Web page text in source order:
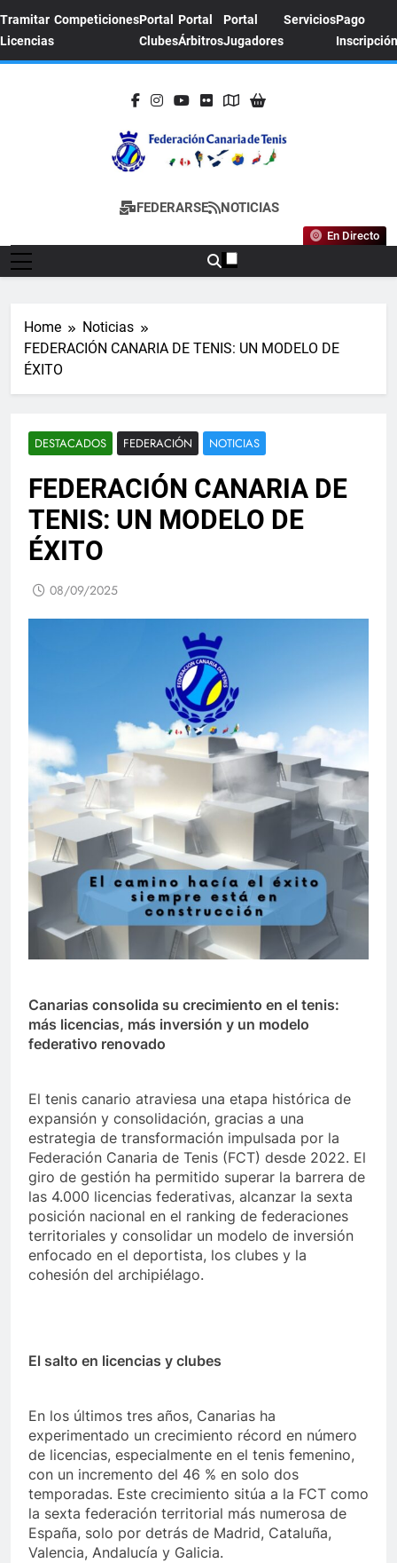
Tramitar
Licencias
CompeticionesPortal
Clubes
Portal
Árbitros
Portal
Jugadores
ServiciosPago
Inscripción
FEDERACION
CANARIA DE
TENIS
Sitio Oficial De La Federación Canaria De
FEDERARSE NOTICIAS
En Directo
Home
Noticias
FEDERACIÓN CANARIA DE TENIS: UN MODELO DE
ÉXITO
DESTACADOS FEDERACIÓN NOTICIAS
FEDERACIÓN CANARIA DE
TENIS: UN MODELO DE
ÉXITO
08/09/2025
Canarias consolida su crecimiento en el tenis:
más licencias, más inversión y un modelo
federativo renovado
El tenis canario atraviesa una etapa histórica de
expansión y consolidación, gracias a una
estrategia de transformación impulsada por la
Federación Canaria de Tenis (FCT) desde 2022. El
giro de gestión ha permitido superar la barrera de
las 4.000 licencias federativas, alcanzar la sexta
posición nacional en el ranking de federaciones
territoriales y consolidar un modelo de inversión
enfocado en el deportista, los clubes y la
cohesión del archipiélago.
El salto en licencias y clubes
En los últimos tres años, Canarias ha
experimentado un crecimiento récord en número
de licencias, especialmente en el tenis femenino,
con un incremento del 46 % en solo dos
temporadas. Este crecimiento sitúa a la FCT como
la sexta federación territorial más numerosa de
España, solo por detrás de Madrid, Cataluña,
Valencia, Andalucía y Galicia.